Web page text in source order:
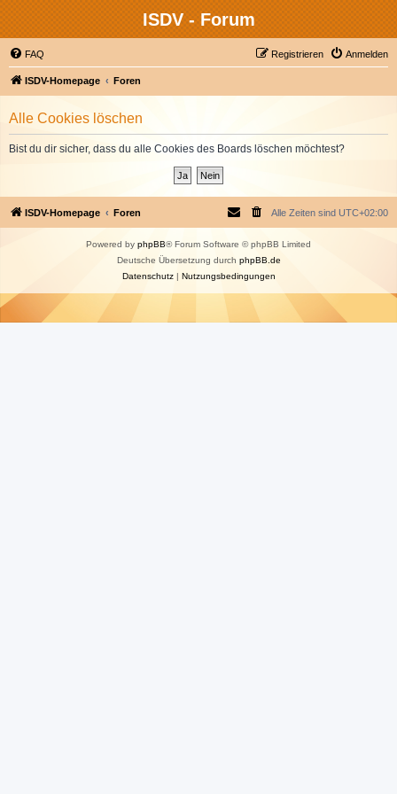
ISDV - Forum
FAQ Anmelden
Registrieren
ISDV-Homepage Foren
Alle Cookies löschen
Bist du dir sicher, dass du alle Cookies des Boards löschen möchtest?
ISDV-Homepage Foren Alle Zeiten sind UTC+02:00
Powered by phpBB® Forum Software © phpBB Limited
Deutsche Übersetzung durch phpBB.de
Datenschutz| Nutzungsbedingungen